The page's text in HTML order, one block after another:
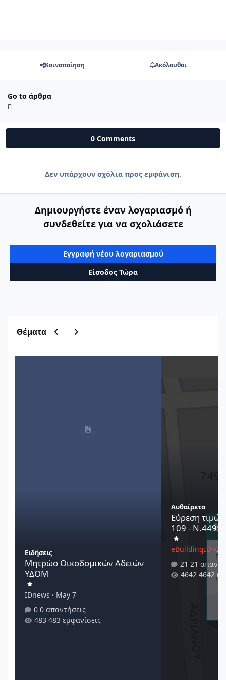
Κοινοποίηση Ακόλουθοι
Go to άρθρα
0 Comments
Δεν υπάρχουν σχόλια προς εμφάνιση.
Δημιουργήστε έναν λογαριασμό ή
συνδεθείτε για να σχολιάσετε
Εγγραφή νέου λογαριασμού
Είσοδος Τώρα
Θέματα Previous carousel slide
Next carousel slide
Ειδήσεις
Μητρώο Οικοδομικών Αδειών
ΥΔΟΜ
IDnews · May 7
0 απαντήσεις
483 εμφανίσεις
Αυθαίρετα
Εύρεση
109 -
eBuildingID·
21
4642